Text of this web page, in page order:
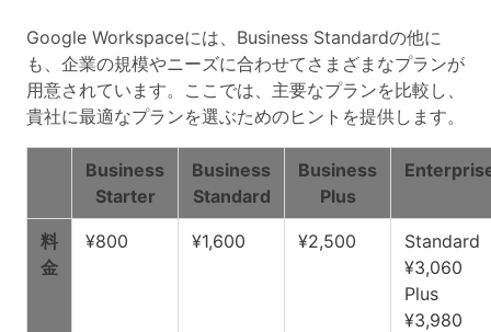
Google Workspaceには、Business Standardの他に
も、企業の規模やニーズに合わせてさまざまなプランが
用意されています。ここでは、主要なプランを比較し、
貴社に最適なプランを選ぶためのヒントを提供します。
Business
Starter
Business
Standard
Business
Plus
料
金
¥800 ¥1,600 ¥2,500
Standard
¥3,060
Plus
¥3,980